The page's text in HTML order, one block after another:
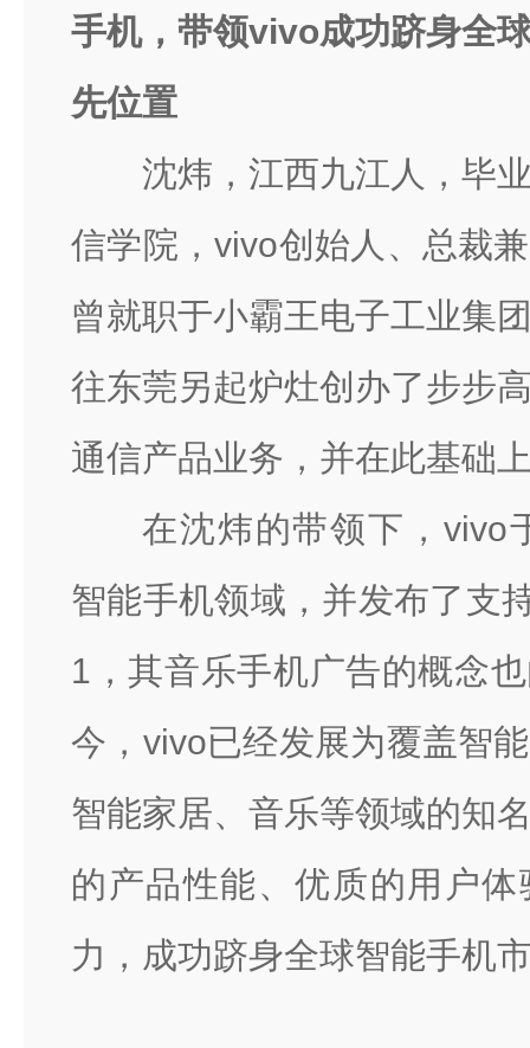
手机，带领vivo成功跻身全
先位置
沈炜，江西九江人，毕
信学院，vivo创始人、总裁
曾就职于小霸王电子工业集
往东莞另起炉灶创办了步步
通信产品业务，并在此基础
在沈炜的带领下，vivo
智能手机领域，并发布了支
1，其音乐手机广告的概念
今，vivo已经发展为覆盖智
智能家居、音乐等领域的知
的产品性能、优质的用户
力，成功跻身全球智能手机